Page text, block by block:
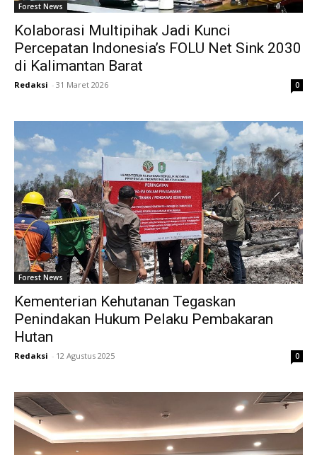
Forest News
Kolaborasi Multipihak Jadi Kunci
Percepatan Indonesia’s FOLU Net Sink 2030
di Kalimantan Barat
Redaksi - 31 Maret 2026 0
Forest News
Kementerian Kehutanan Tegaskan
Penindakan Hukum Pelaku Pembakaran
Hutan
Redaksi - 12 Agustus 2025 0